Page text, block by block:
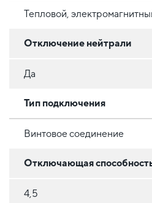
Тепловой,
Отключение нейтрали
Да
Тип подключения
Винтовое соединение
Отключающая
4,5